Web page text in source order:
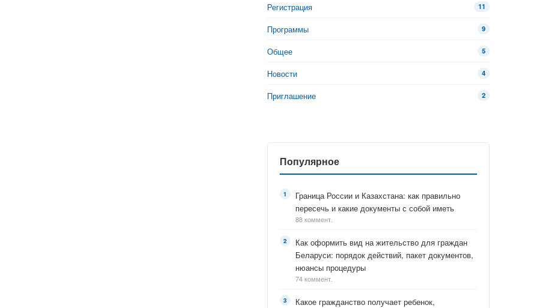
Регистрация 11
Программы 9
Общее 5
Новости 4
Приглашение 2
Популярное
Граница России и Казахстана: как правильно
пересечь и какие документы с собой иметь
88 коммент.
Как оформить вид на жительство для граждан
Беларуси: порядок действий, пакет документов,
нюансы процедуры
74 коммент.
Какое гражданство получает ребенок,